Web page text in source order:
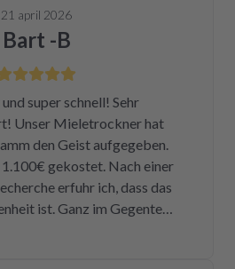
21 april 2026
Bart -B
super schnell! Sehr
Unser Mieletrockner hat
den Geist aufgegeben.
gekostet. Nach einer
erfuhr ich, dass das
ist. Ganz im Gegenteil.